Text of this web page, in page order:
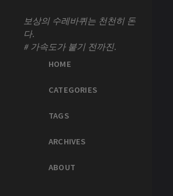
보상의 수레바퀴는 천천히 돈
다.
# 가속도가 붙기 전까진.
HOME
CATEGORIES
TAGS
ARCHIVES
ABOUT